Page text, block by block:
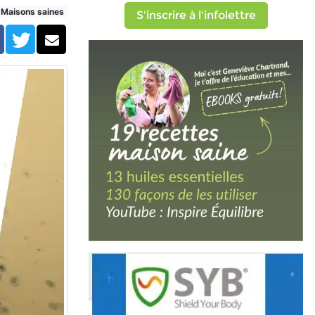
Maisons saines
TwitterCourriel
S'inscrire à l'infolettre